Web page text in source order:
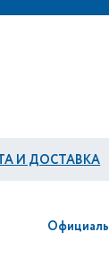
И ДОСТАВКА